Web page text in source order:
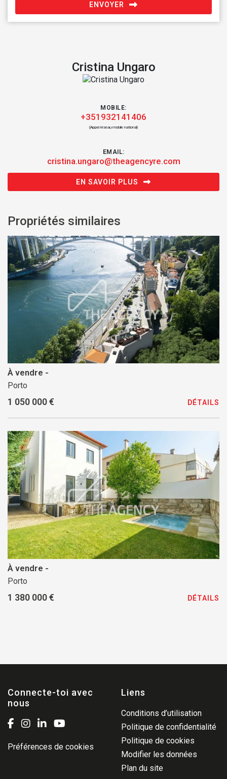
ENVOYER
Cristina Ungaro
MOBILE:
+351932141406
(Appel réseau mobile national)
EMAIL:
cristina.ungaro@theagencyre.com
EN SAVOIR PLUS
Propriétés similaires
À vendre -
Porto
1 050 000 € DÉTAILS
À vendre -
Porto
1 380 000 € DÉTAILS
Connecte-toi avec
nous
Préférences de cookies
Liens
Conditions d’utilisation
Politique de confidentialité
Politique de cookies
Modifier les données
Plan du site